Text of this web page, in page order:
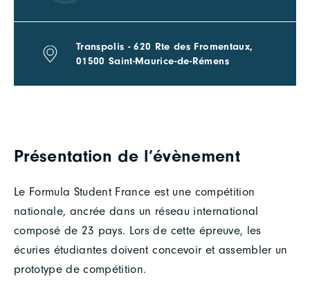
Présentation de l’évènement
Le Formula Student France est une compétition
nationale, ancrée dans un réseau international
composé de 23 pays. Lors de cette épreuve, les
écuries étudiantes doivent concevoir et assembler un
prototype de compétition.
Transpolis - 620 Rte des Fromentaux,
01500 Saint-Maurice-de-Rémens